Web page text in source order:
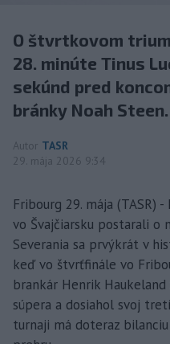
O štvrtkovom
28. minúte Tinus
sekúnd pred
bránky Noah Steen.
Autor TASR
29. mája 2026 9:34
Fribourg 29. mája (TASR)
vo Švajčiarsku postarali o
Severania sa prvýkrát v
keď vo štvrťfinále vo
brankár Henrik
súpera a dosiahol svoj
turnaji má doteraz